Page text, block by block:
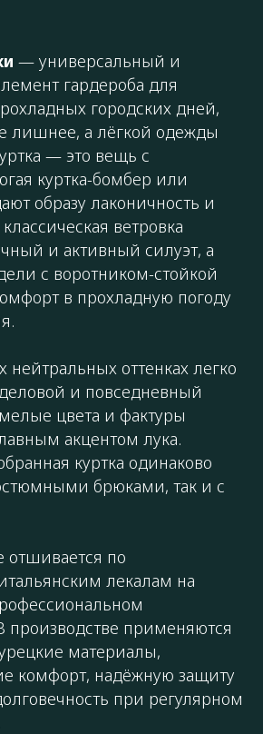
— универсальный и
гардероба для
городских дней,
лишнее, а лёгкой одежды
— это вещь с
куртка-бомбер или
образу лаконичность и
ветровка
и активный силуэт, а
с воротником-стойкой
в прохладную погоду
нейтральных оттенках легко
и повседневный
цвета и фактуры
акцентом лука.
куртка одинаково
брюками, так и с
отшивается по
лекалам на
производстве применяются
материалы,
комфорт, надёжную защиту
при регулярном